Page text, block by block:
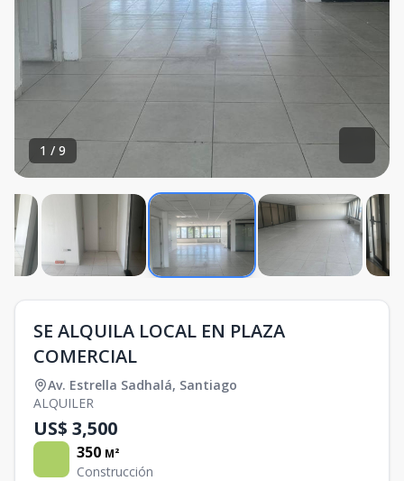
1 / 9
SE ALQUILA LOCAL EN PLAZA
COMERCIAL
Av. Estrella Sadhalá, Santiago
ALQUILER
US$ 3,500
350 M²
Construcción